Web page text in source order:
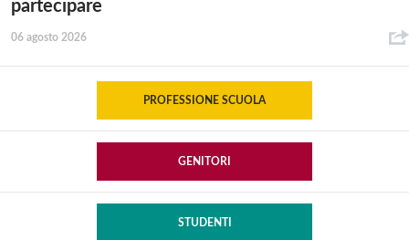
partecipare
06 agosto 2026
PROFESSIONE SCUOLA
GENITORI
STUDENTI